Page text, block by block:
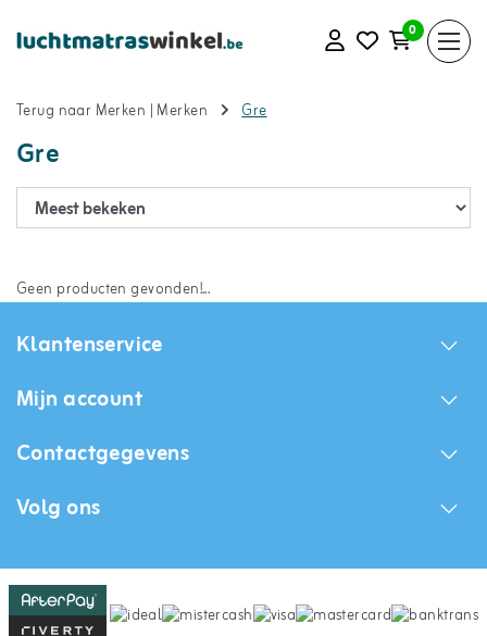
0
Terug naar Merken | Merken Gre
Gre
Geen producten gevonden!...
Klantenservice
Mijn account
Contactgegevens
Volg ons